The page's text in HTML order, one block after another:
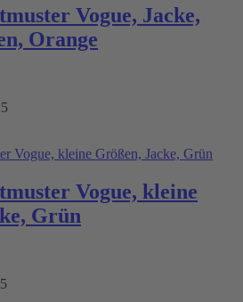
Vogue, Jacke,
Orange
Vogue, kleine
Grün